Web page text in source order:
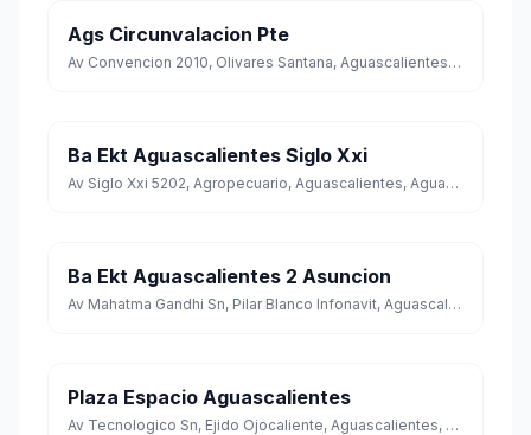
Ags Circunvalacion Pte
Av Convencion 2010, Olivares Santana, Aguascalientes, Aguascalientes
Ba Ekt Aguascalientes Siglo Xxi
Av Siglo Xxi 5202, Agropecuario, Aguascalientes, Aguascalientes
Ba Ekt Aguascalientes 2 Asuncion
Av Mahatma Gandhi Sn, Pilar Blanco Infonavit, Aguascalientes, Aguascalientes
Plaza Espacio Aguascalientes
Av Tecnologico Sn, Ejido Ojocaliente, Aguascalientes, Aguascalientes